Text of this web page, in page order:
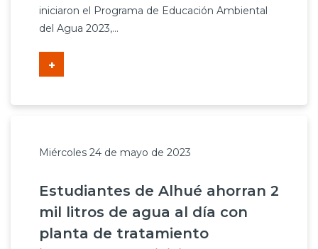
iniciaron el Programa de Educación Ambiental
del Agua 2023,...
+
Miércoles 24 de mayo de 2023
Estudiantes de Alhué ahorran 2
mil litros de agua al día con
planta de tratamiento